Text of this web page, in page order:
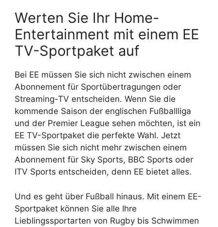
Werten Sie Ihr Home-
Entertainment mit einem EE
TV-Sportpaket auf
Bei EE müssen Sie sich nicht zwischen einem
Abonnement für Sportübertragungen oder
Streaming-TV entscheiden. Wenn Sie die
kommende Saison der englischen Fußballliga
und der Premier League sehen möchten, ist ein
EE TV-Sportpaket die perfekte Wahl. Jetzt
müssen Sie sich nicht mehr zwischen einem
Abonnement für Sky Sports, BBC Sports oder
ITV Sports entscheiden, denn EE bietet alles.
Und es geht über Fußball hinaus. Mit einem EE-
Sportpaket können Sie alle Ihre
Lieblingssportarten von Rugby bis Schwimmen